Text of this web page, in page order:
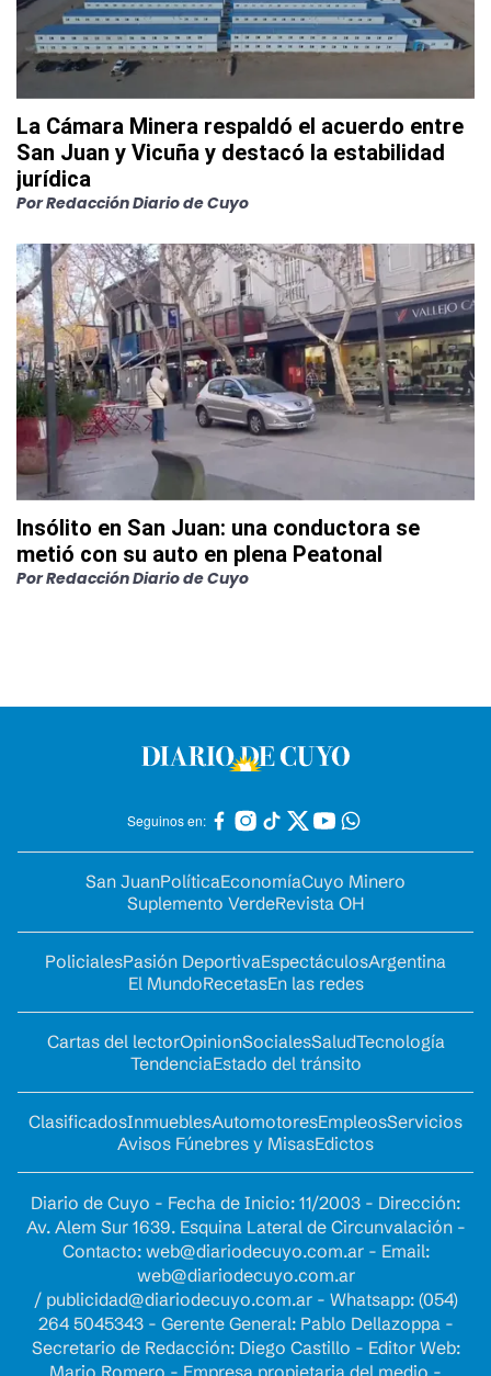
La Cámara Minera respaldó el acuerdo entre
San Juan y Vicuña y destacó la estabilidad
jurídica
PorRedacción Diario de Cuyo
Insólito en San Juan: una conductora se
metió con su auto en plena Peatonal
PorRedacción Diario de Cuyo
Seguinos en:
San JuanPolíticaEconomíaCuyo Minero
Suplemento VerdeRevista OH
PolicialesPasión DeportivaEspectáculosArgentina
El MundoRecetasEn las redes
Cartas del lectorOpinionSocialesSaludTecnología
TendenciaEstado del tránsito
ClasificadosInmueblesAutomotoresEmpleosServicios
Avisos Fúnebres y MisasEdictos
Diario de Cuyo - Fecha de Inicio: 11/2003 - Dirección:
Av. Alem Sur 1639. Esquina Lateral de Circunvalación -
Contacto: web@diariodecuyo.com.ar- Email:
web@diariodecuyo.com.ar
/ publicidad@diariodecuyo.com.ar- Whatsapp: (054)
264 5045343 - Gerente General: Pablo Dellazoppa -
Secretario de Redacción: Diego Castillo - Editor Web:
Mario Romero - Empresa propietaria del medio -